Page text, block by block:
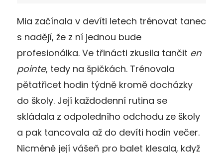
Mia začínala v devíti letech trénovat tanec
s nadějí, že z ní jednou bude
profesionálka. Ve třinácti zkusila tančit en
pointe, tedy na špičkách. Trénovala
pětatřicet hodin týdně kromě docházky
do školy. Její každodenní rutina se
skládala z odpoledního odchodu ze školy
a pak tancovala až do devíti hodin večer.
Nicméně její vášeň pro balet klesala, když